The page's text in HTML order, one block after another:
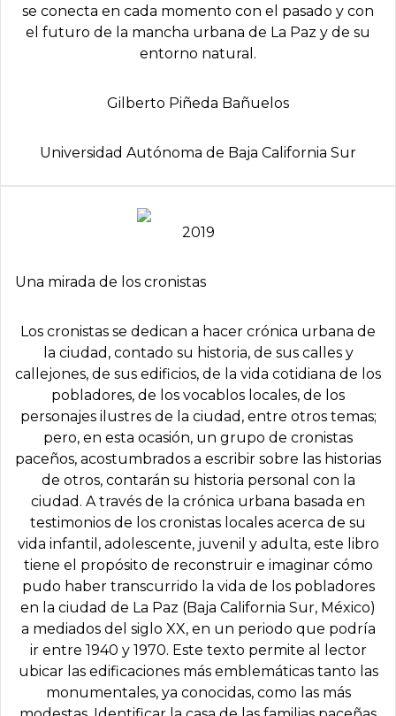
se conecta en cada momento con el pasado y con
el futuro de la mancha urbana de La Paz y de su
entorno natural.
Gilberto Piñeda Bañuelos
Universidad Autónoma de Baja California Sur
2019
Una mirada de los cronistas
Los cronistas se dedican a hacer crónica urbana de
la ciudad, contado su historia, de sus calles y
callejones, de sus edificios, de la vida cotidiana de los
pobladores, de los vocablos locales, de los
personajes ilustres de la ciudad, entre otros temas;
pero, en esta ocasión, un grupo de cronistas
paceños, acostumbrados a escribir sobre las historias
de otros, contarán su historia personal con la
ciudad. A través de la crónica urbana basada en
testimonios de los cronistas locales acerca de su
vida infantil, adolescente, juvenil y adulta, este libro
tiene el propósito de reconstruir e imaginar cómo
pudo haber transcurrido la vida de los pobladores
en la ciudad de La Paz (Baja California Sur, México)
a mediados del siglo XX, en un periodo que podría
ir entre 1940 y 1970. Este texto permite al lector
ubicar las edificaciones más emblemáticas tanto las
monumentales, ya conocidas, como las más